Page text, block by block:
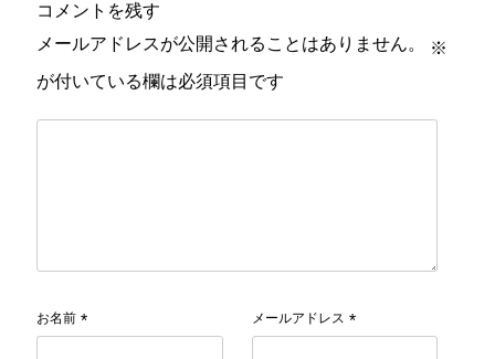
コメントを残す
メールアドレスが公開されることはありません。
※
が付いている欄は必須項目です
お名前 * メールアドレス *